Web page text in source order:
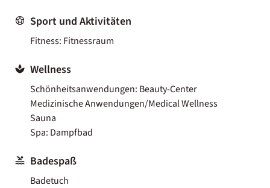
Sport und Aktivitäten
Fitness: Fitnessraum
Wellness
Schönheitsanwendungen: Beauty-Center
Medizinische Anwendungen/Medical Wellness
Sauna
Spa: Dampfbad
Badespaß
Badetuch